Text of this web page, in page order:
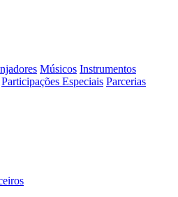
Músicos Instrumentos
Participações Especiais Parcerias